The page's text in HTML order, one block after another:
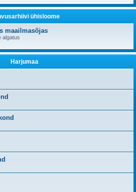
ühisloome
maailmasõjas
algatus
Harjumaa